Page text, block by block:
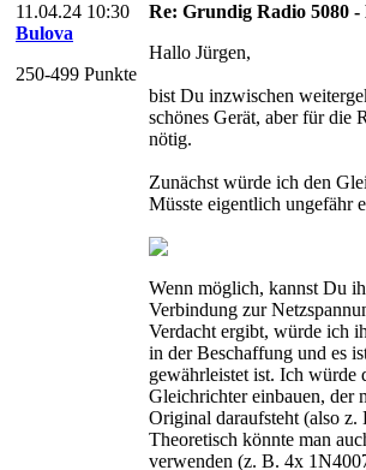
11.04.24 10:30
Bulova
250-499 Punkte
Re: Grundig Radio 5080
Hallo Jürgen,
bist Du inzwischen
schönes Gerät, aber für die
nötig.
Zunächst würde ich den
Müsste eigentlich ungefähr
Wenn möglich, kannst Du
Verbindung zur
Verdacht ergibt, würde ich
in der Beschaffung und es
gewährleistet ist. Ich würde
Gleichrichter einbauen, der
Original daraufsteht (also
Theoretisch könnte man
verwenden (z. B. 4x